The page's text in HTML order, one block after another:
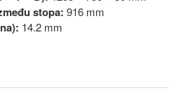
stopa: 916 mm
14.2 mm